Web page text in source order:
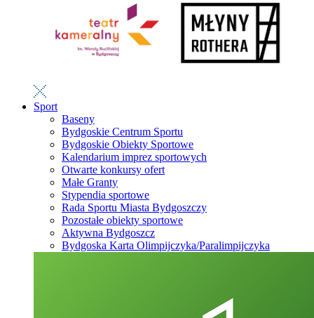
Sport
Baseny
Bydgoskie Centrum Sportu
Bydgoskie Obiekty Sportowe
Kalendarium imprez sportowych
Otwarte konkursy ofert
Małe Granty
Stypendia sportowe
Rada Sportu Miasta Bydgoszczy
Pozostałe obiekty sportowe
Aktywna Bydgoszcz
Bydgoska Karta Olimpijczyka/Paralimpijczyka